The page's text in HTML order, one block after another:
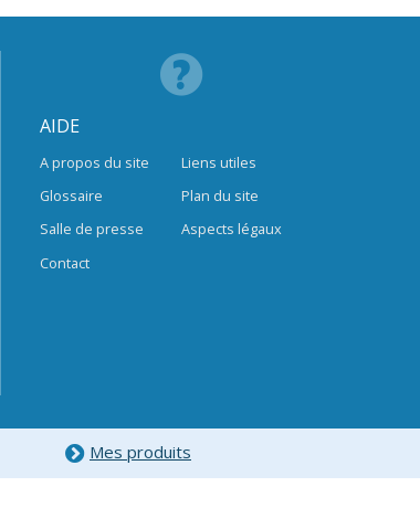
AIDE
A propos du site
Glossaire
Salle de presse
Contact
Liens utiles
Plan du site
Aspects légaux
Mes produits